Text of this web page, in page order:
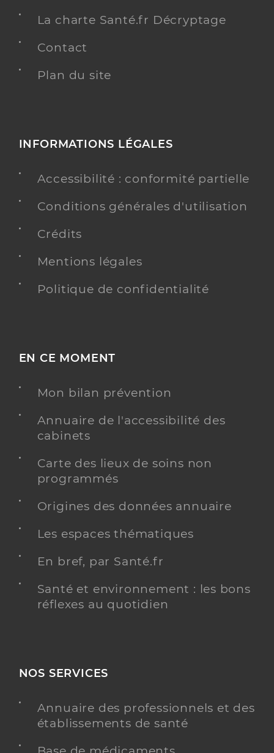
La charte Santé.fr Décryptage
Contact
Plan du site
INFORMATIONS LÉGALES
Accessibilité : conformité partielle
Conditions générales d'utilisation
Crédits
Mentions légales
Politique de confidentialité
EN CE MOMENT
Mon bilan prévention
Annuaire de l'accessibilité des
cabinets
Carte des lieux de soins non
programmés
Origines des données annuaire
Les espaces thématiques
En bref, par Santé.fr
Santé et environnement : les bons
réflexes au quotidien
NOS SERVICES
Annuaire des professionnels et des
établissements de santé